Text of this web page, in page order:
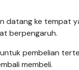
datang ke tempat
berpengaruh.
pembelian
membeli.